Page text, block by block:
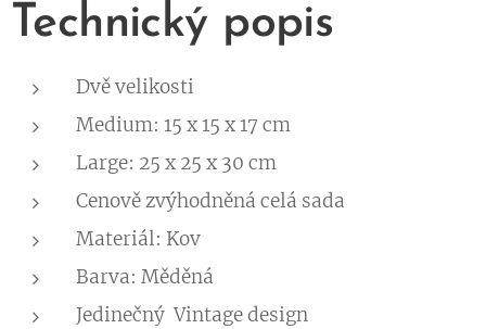
Technický popis
Dvě velikosti
Medium: 15 x 15 x 17 cm
Large: 25 x 25 x 30 cm
Cenově zvýhodněná celá sada
Materiál: Kov
Barva: Měděná
Jedinečný Vintage design